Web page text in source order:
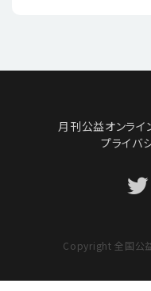
月刊公益オンライ
プライバ
Copyright 全国公